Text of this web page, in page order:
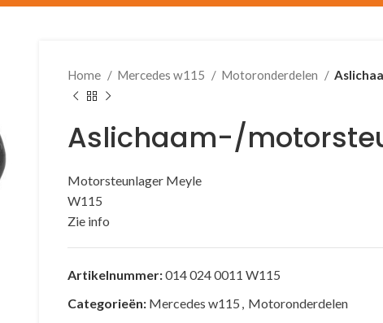
Home Mercedes w115 Motoronderdelen
Aslichaam-/
Motorsteunlager Meyle
W115
Zie info
Artikelnummer:014 024 0011 W115
Categorieën: Mercedes w115 Motoronderdelen